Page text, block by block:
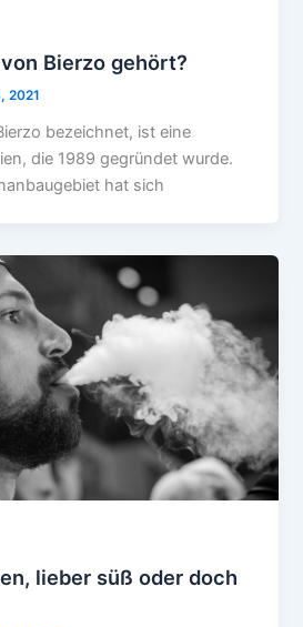
Bierzo gehört?
2021
bezeichnet, ist eine
die 1989 gegründet wurde.
hat sich
lieber süß oder doch